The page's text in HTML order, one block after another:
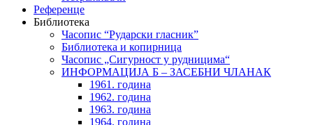
Референце
Библиотека
Часопис “Рударски гласник”
Библиотека и копирница
Часопис „Сигурност у рудницима“
ИНФОРМАЦИЈА Б – ЗАСЕБНИ ЧЛАНАК
1961. година
1962. година
1963. година
1964. година